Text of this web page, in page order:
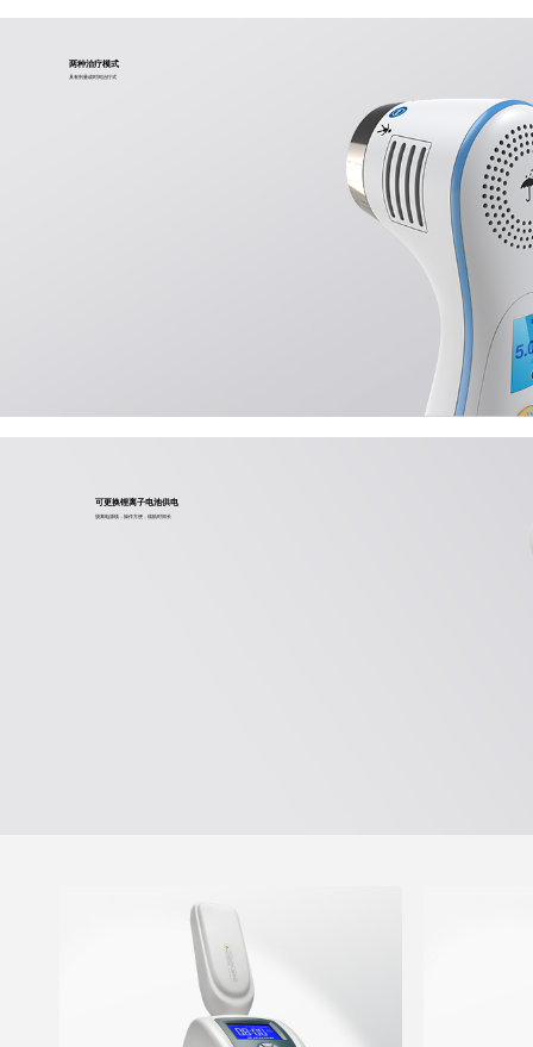
两种治疗模式
具有剂量或时间治疗式
可更换锂离子电池供电
脱离电源线，操作方便，续航时间长